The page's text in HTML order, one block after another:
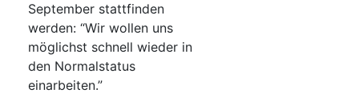
September stattfinden
werden: “Wir wollen uns
möglichst schnell wieder in
den Normalstatus
einarbeiten.”